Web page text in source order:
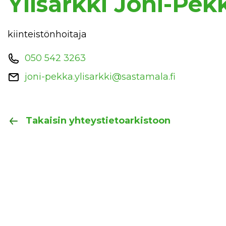
kiinteistönhoitaja
050 542 3263
joni-pekka.ylisarkki@sastamala.fi
Takaisin yhteystietoarkistoon